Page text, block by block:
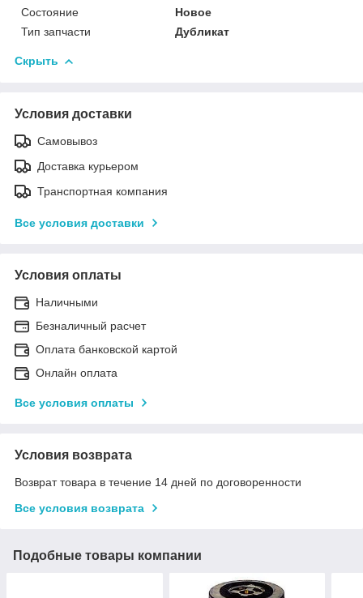
Состояние
Новое
Тип запчасти
Дубликат
Скрыть
Условия доставки
Самовывоз
Доставка курьером
Транспортная компания
Все условия доставки
Условия оплаты
Наличными
Безналичный расчет
Оплата банковской картой
Онлайн оплата
Все условия оплаты
Условия возврата
Возврат товара в течение 14 дней по договоренности
Все условия возврата
Подобные товары компании